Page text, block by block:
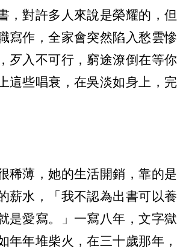
，對許多人來說是榮耀的，但
寫作，全家會突然陷入愁雲慘
歹入不可行，窮途潦倒在等你
這些唱衰，在吳淡如身上，完
稀薄，她的生活開銷，靠的是
薪水，「我不認為出書可以養
是愛寫。」一寫八年，文字獄
年年堆柴火，在三十歲那年，